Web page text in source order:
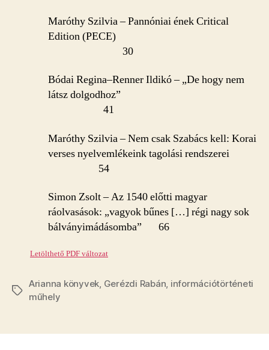
Maróthy Szilvia – Pannóniai ének Critical
Edition (PECE)
30
Bódai Regina–Renner Ildikó – „De hogy nem
látsz dolgodhoz”
41
Maróthy Szilvia – Nem csak Szabács kell: Korai
verses nyelvemlékeink tagolási rendszerei
54
Simon Zsolt – Az 1540 előtti magyar
ráolvasások: „vagyok bűnes […] régi nagy sok
bálványimádásomba” 66
Letölthető PDF változat
Tags
Arianna könyvek Gerézdi Rabán információtörténeti
műhely